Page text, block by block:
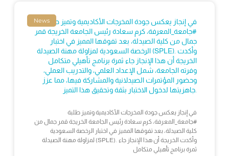
Newsفي إنجاز يعكس جودة المخرجات الأكاديمية وتميز طلبة
#جامعة_المعرفة، كرم سعادة رئيس الجامعة الخريجة قمر
جمال من كلية الصيدلة، بعد تفوقها المميز في اختبار
الرخصة السعودية لمزاولة مهنة الصيدلة (SPLE). وأكدت
الخريجة أن هذا الإنجاز جاء ثمرة برنامج تأهيلي متكامل
وفرته الجامعة، شمل الإعداد العلمي، والتدريب العملي،
وحضور المؤتمرات الصيدلانية والمشاركة فيها، مما عزز
في إنجاز يعكس جودة المخرجات الأكاديمية وتميز طلبة
#جامعة_المعرفة، كرم سعادة رئيس الجامعة الخريجة قمر جمال من
كلية الصيدلة، بعد تفوقها المميز في اختبار الرخصة السعودية
لمزاولة مهنة الصيدلة (SPLE). وأكدت الخريجة أن هذا الإنجاز جاء
ثمرة برنامج تأهيلي متكامل